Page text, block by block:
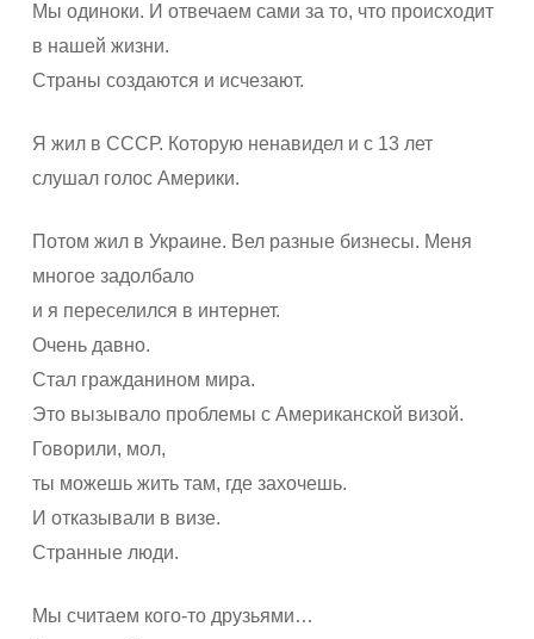
Мы одиноки. И отвечаем сами за то, что происходит
в нашей жизни.
Страны создаются и исчезают.
Я жил в СССР. Которую ненавидел и с 13 лет
слушал голос Америки.
Потом жил в Украине. Вел разные бизнесы. Меня
многое задолбало
и я переселился в интернет.
Очень давно.
Стал гражданином мира.
Это вызывало проблемы с Американской визой.
Говорили, мол,
ты можешь жить там, где захочешь.
И отказывали в визе.
Странные люди.
Мы считаем кого-то друзьями…